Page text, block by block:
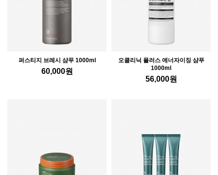
퍼스티지 브레시 샴푸 1000ml
60,000원
오클리닉 플러스 에너자이징 샴푸
1000ml
56,000원